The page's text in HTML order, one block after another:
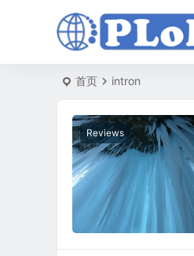
首页 intron
Reviews